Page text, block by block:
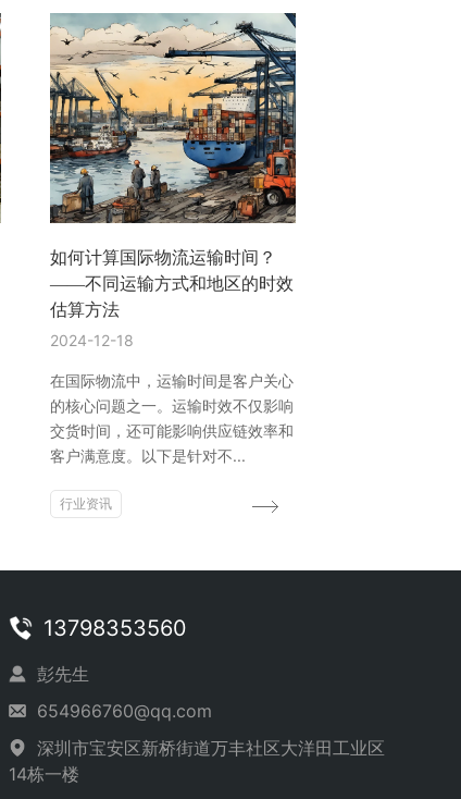
如何计算国际物流运输时间？
——不同运输方式和地区的时效
估算方法
2024-12-18
在国际物流中，运输时间是客户关心
的核心问题之一。运输时效不仅影响
交货时间，还可能影响供应链效率和
客户满意度。以下是针对不...
行业资讯
13798353560
彭先生
654966760@qq.com
深圳市宝安区新桥街道万丰社区大洋田工业区
14栋一楼